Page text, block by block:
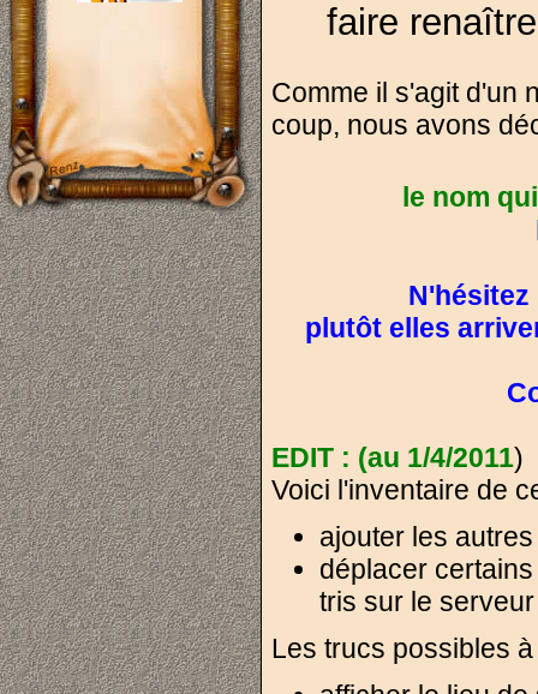
faire
Comme il s'agit d'un
coup, nous avons
le nom
N'hésitez
plutôt elles
EDIT : (au 1/4/2011)
Voici l'inventaire de
ajouter les
déplacer
tris sur le serveur
Les trucs possibles